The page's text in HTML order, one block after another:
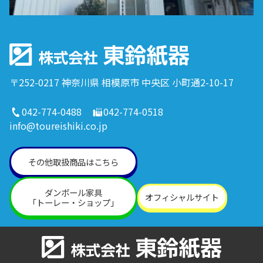
〒252-0217 神奈川県 相模原市 中央区 小町通2-10-17
042-774-0488
042-774-0518
info@toureishiki.co.jp
その他取扱商品はこちら
ダンボール家具
「トーレー・ショップ」
オフィシャルサイト